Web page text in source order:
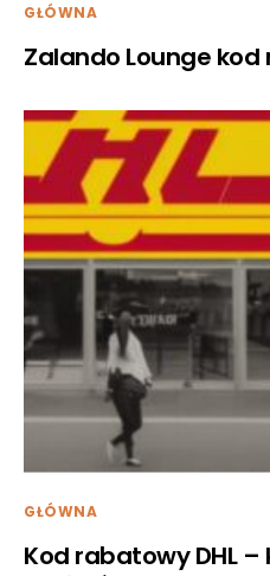
GŁÓWNA
Zalando Lounge kod
GŁÓWNA
Kod rabatowy DHL –